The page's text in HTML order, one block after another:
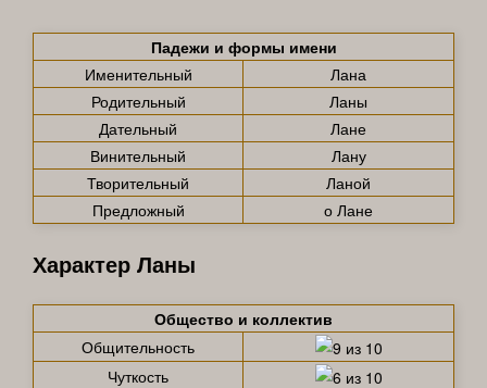
Падежи и формы имени
Именительный
Лана
Родительный
Ланы
Дательный
Лане
Винительный
Лану
Творительный
Ланой
Предложный
о Лане
Характер Ланы
Общество и коллектив
Общительность
Чуткость